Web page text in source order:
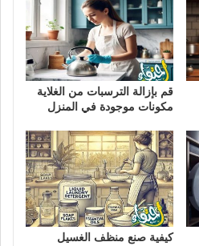
قم بإزالة الترسبات من الغلاية
مكونات موجودة في المنزل
كيفية صنع منظف الغسيل